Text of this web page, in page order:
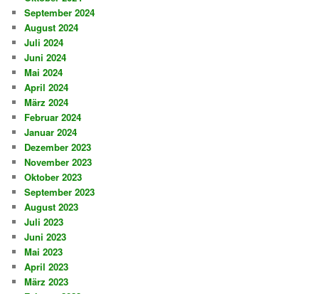
September 2024
August 2024
Juli 2024
Juni 2024
Mai 2024
April 2024
März 2024
Februar 2024
Januar 2024
Dezember 2023
November 2023
Oktober 2023
September 2023
August 2023
Juli 2023
Juni 2023
Mai 2023
April 2023
März 2023